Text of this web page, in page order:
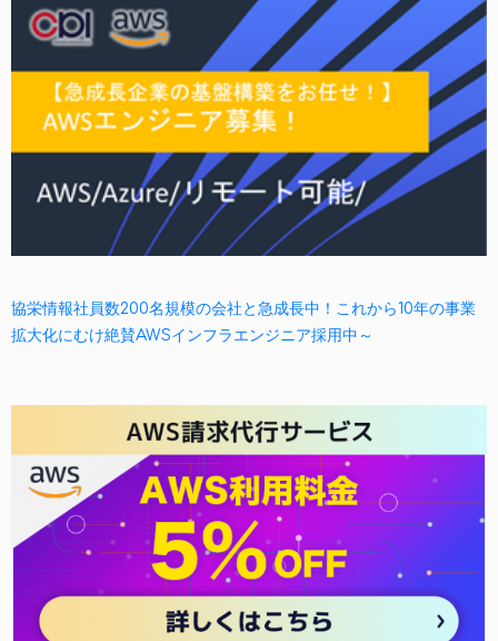
協栄情報社員数200名規模の会社と急成長中！これから10年の事業
拡大化にむけ絶賛AWSインフラエンジニア採用中～